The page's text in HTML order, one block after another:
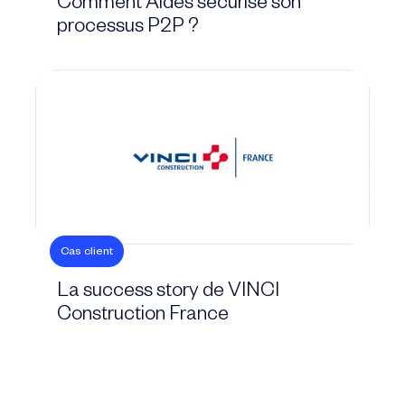
Comment Aldès sécurise son
processus P2P ?
Cas client
La success story de VINCI
Construction France